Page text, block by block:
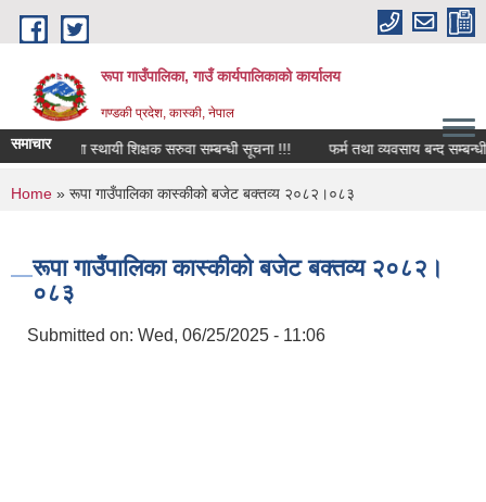
Skip to main content
रूपा गाउँपालिका, गाउँ कार्यपालिकाको कार्यालय
गण्डकी प्रदेश, कास्की, नेपाल
समाचार
पदमा स्थायी शिक्षक सरुवा सम्बन्धी सूचना !!! फर्म तथा व्यवसाय बन्द सम्बन्धी ३५
You are here
Home » रूपा गाउँपालिका कास्कीको बजेट बक्तव्य २०८२।०८३
रूपा गाउँपालिका कास्कीको बजेट बक्तव्य २०८२।
०८३
Submitted on: Wed, 06/25/2025 - 11:06